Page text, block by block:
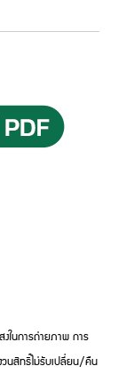
งในการถ่ายภาพ การ
วนสิทธิ์ไม่รับเปลี่ยน/คืน